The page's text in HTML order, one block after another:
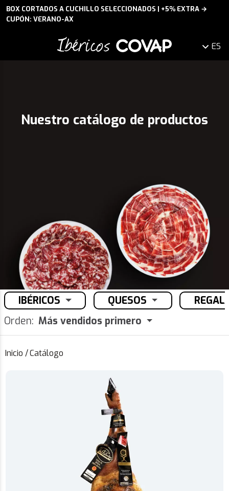
LOS PEDIDOS REALIZADOS EL JUEVES A PARTIR DE LAS 13:30 SE
ENVIARÍAN EL LUNES
ES
Nuestro catálogo de productos
IBÉRICOS QUESOS
Orden: Más vendidos primero
Inicio /Catálogo